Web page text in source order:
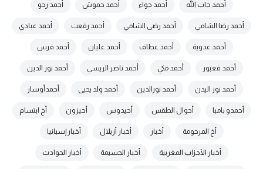
أحمد جاب الله أحمد جواء أحمد حموش أحمد رحو
أحمد رضا الشامي أحمد رضى الشامي أحمد رفعت أحمد عبادي
أحمد عدوية أحمد عطاف أحمد عليان أحمد فرس
أحمد قعبور أحمد مكي أحمد ناصر الريسي أحمد نور الدين
أحمد نور اليدن أحمد نورالدين أحمد ولد يحيى أحمدأوسار
أحمدو بامبا أحوال الطقس أحيدوس أحيزون أخ ابتسام
أخ المرحومة أخبار أخبار أزيلال أخبار إسبانيا
أخبار الأحزاب المغربية أخبار الحسيمة أخبار الحوادث